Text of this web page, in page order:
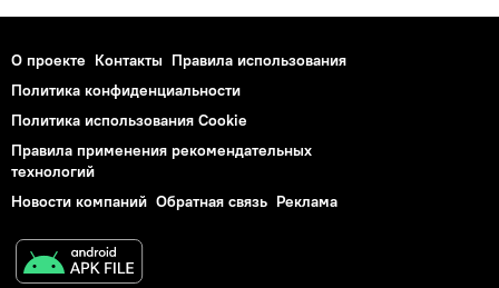
О проекте Контакты Правила использования
Политика конфиденциальности
Политика использования Cookie
Правила применения рекомендательных
технологий
Новости компаний Обратная связь Реклама